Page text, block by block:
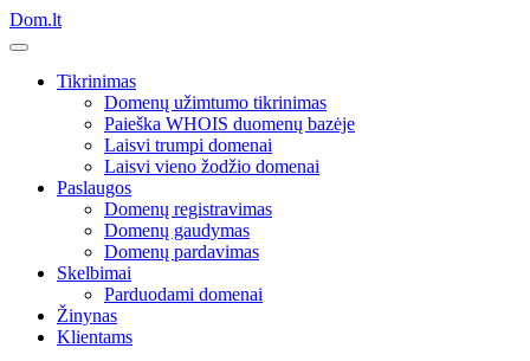
Dom.lt
Tikrinimas
Domenų užimtumo tikrinimas
Paieška WHOIS duomenų bazėje
Laisvi trumpi domenai
Laisvi vieno žodžio domenai
Paslaugos
Domenų registravimas
Domenų gaudymas
Domenų pardavimas
Skelbimai
Parduodami domenai
Žinynas
Klientams